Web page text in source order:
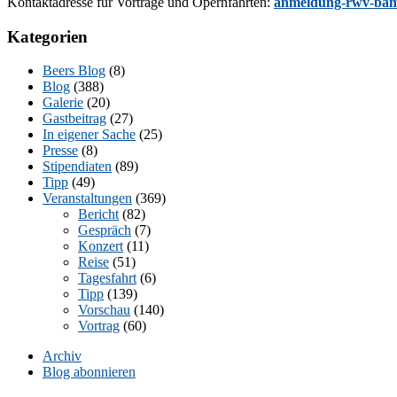
Kategorien
Beers Blog (8)
Blog (388)
Galerie (20)
Gastbeitrag (27)
In eigener Sache (25)
Presse (8)
Stipendiaten (89)
Tipp (49)
Veranstaltungen (369)
Bericht (82)
Gespräch (7)
Konzert (11)
Reise (51)
Tagesfahrt (6)
Tipp (139)
Vorschau (140)
Vortrag (60)
Archiv
Blog abonnieren